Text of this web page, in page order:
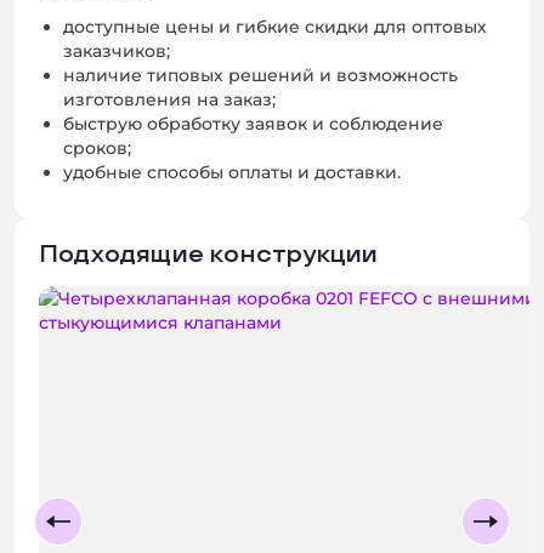
+ 3 фото
доступные цены и гибкие скидки для оптовых
заказчиков;
наличие типовых решений и возможность
изготовления на заказ;
быструю обработку заявок и соблюдение
сроков;
удобные способы оплаты и доставки.
Подходящие конструкции